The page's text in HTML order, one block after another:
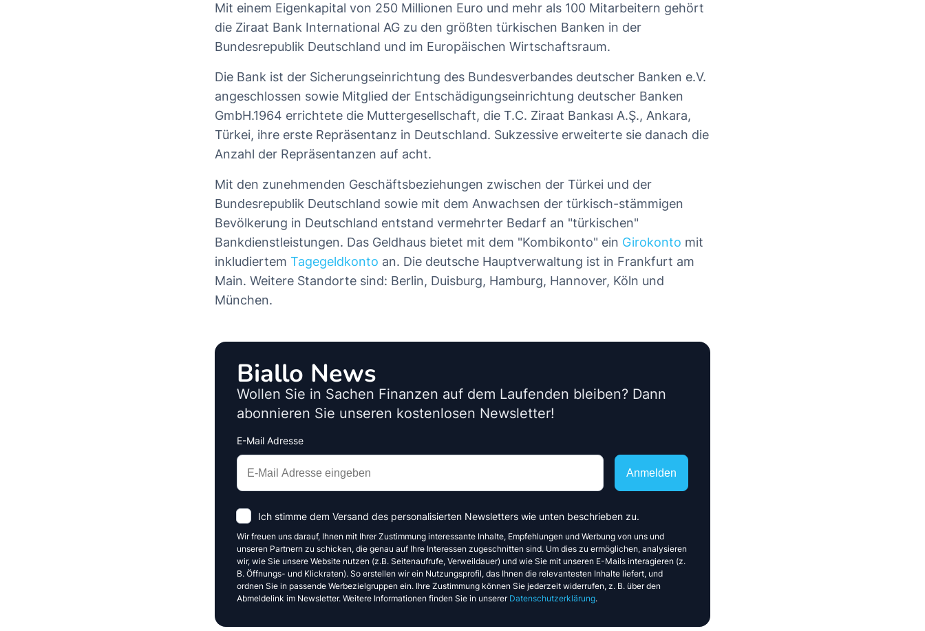
Mit einem Eigenkapital von 250 Millionen Euro und mehr als 100 Mitarbeitern gehört
die Ziraat Bank International AG zu den größten türkischen Banken in der
Bundesrepublik Deutschland und im Europäischen Wirtschaftsraum.
Die Bank ist der Sicherungseinrichtung des Bundesverbandes deutscher Banken e.V.
angeschlossen sowie Mitglied der Entschädigungseinrichtung deutscher Banken
GmbH.1964 errichtete die Muttergesellschaft, die T.C. Ziraat Bankası A.Ş., Ankara,
Türkei, ihre erste Repräsentanz in Deutschland. Sukzessive erweiterte sie danach die
Anzahl der Repräsentanzen auf acht.
Mit den zunehmenden Geschäftsbeziehungen zwischen der Türkei und der
Bundesrepublik Deutschland sowie mit dem Anwachsen der türkisch-stämmigen
Bevölkerung in Deutschland entstand vermehrter Bedarf an "türkischen"
Bankdienstleistungen. Das Geldhaus bietet mit dem "Kombikonto" ein Girokonto mit
inkludiertem Tagegeldkonto an. Die deutsche Hauptverwaltung ist in Frankfurt am
Main. Weitere Standorte sind: Berlin, Duisburg, Hamburg, Hannover, Köln und
München.
Biallo News
Wollen Sie in Sachen Finanzen auf dem Laufenden bleiben? Dann
abonnieren Sie unseren kostenlosen Newsletter!
E-Mail Adresse
Interests
Amount
Anmelden
Ich stimme dem Versand des personalisierten Newsletters wie unten beschrieben zu.
Wir freuen uns darauf, Ihnen mit Ihrer Zustimmung interessante Inhalte, Empfehlungen und Werbung von uns und
unseren Partnern zu schicken, die genau auf Ihre Interessen zugeschnitten sind. Um dies zu ermöglichen, analysieren
wir, wie Sie unsere Website nutzen (z.B. Seitenaufrufe, Verweildauer) und wie Sie mit unseren E-Mails interagieren (z.
B. Öffnungs- und Klickraten). So erstellen wir ein Nutzungsprofil, das Ihnen die relevantesten Inhalte liefert, und
ordnen Sie in passende Werbezielgruppen ein. Ihre Zustimmung können Sie jederzeit widerrufen, z. B. über den
Abmeldelink im Newsletter. Weitere Informationen finden Sie in unserer Datenschutzerklärung.